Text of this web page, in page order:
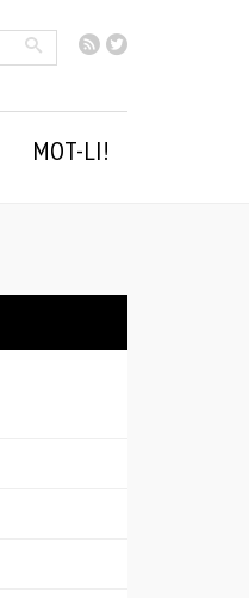
RSSTwitter
Cercar
MOT-LI!